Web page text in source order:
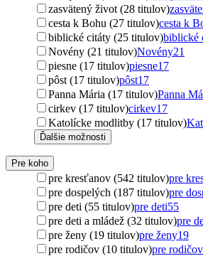
zasvätený život (28 titulov)
cesta k Bohu (27 titulov)cesta k
biblické citáty (25 titulov)biblické
Novény (21 titulov)Novény21
piesne (17 titulov)piesne17
pôst (17 titulov)pôst17
Panna Mária (17 titulov)Panna
cirkev (17 titulov)cirkev17
Katolícke modlitby (17 titulov)
Ďalšie možnosti
Pre koho
pre kresťanov (542 titulov)pre
pre dospelých (187 titulov)pre
pre deti (55 titulov)pre deti55
pre deti a mládež (32 titulov)pre
pre ženy (19 titulov)pre ženy19
pre rodičov (10 titulov)pre rodičov